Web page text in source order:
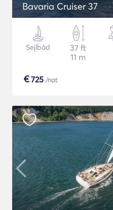
Bavaria Cruiser 37
Sejlbåd
37 ft
11 m
€725 /nat